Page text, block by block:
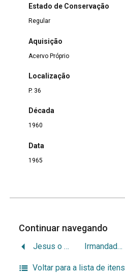
Estado de Conservação
Regular
Aquisição
Acervo Próprio
Localização
P. 36
Década
1960
Data
1965
Continuar navegando
Jesus o bom pastor Irmandade do Santíssimo Sacramento da Sé catedral Metropolitana de São Paulo
Voltar para a lista de itens